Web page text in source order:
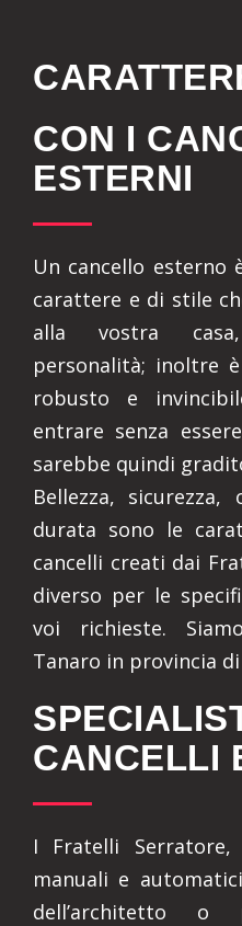
CON I
ESTERNI
Un cancello
carattere e di stile
alla vostra
personalità; inoltre
robusto e
entrare senza
sarebbe quindi
Bellezza,
durata sono le
cancelli creati dai
diverso per le
voi richieste.
Tanaro in provincia di
CANCELLI
I Fratelli
manuali e
dell’architetto o